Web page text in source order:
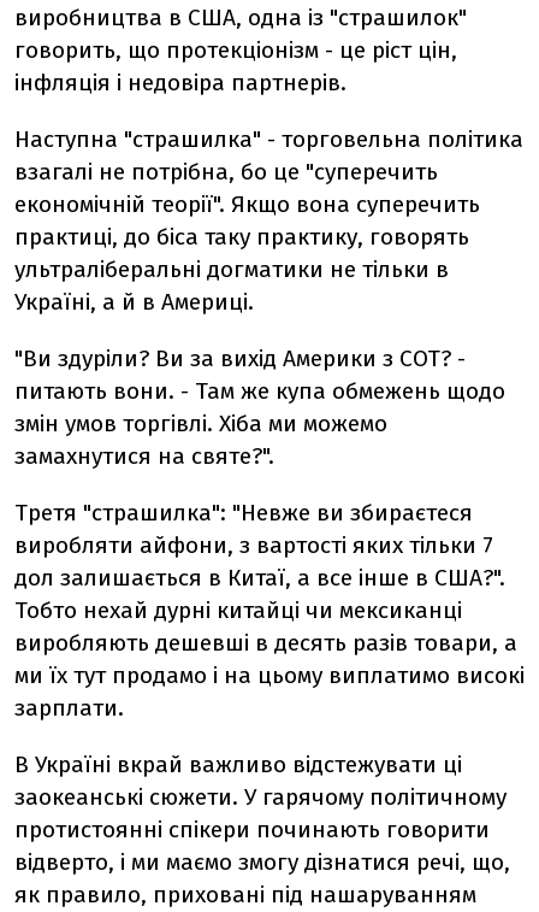
виробництва в США, одна із "страшилок"
говорить, що протекціонізм - це ріст цін,
інфляція і недовіра партнерів.
Наступна "страшилка" - торговельна політика
взагалі не потрібна, бо це "суперечить
економічній теорії". Якщо вона суперечить
практиці, до біса таку практику, говорять
ультраліберальні догматики не тільки в
Україні, а й в Америці.
"Ви здуріли? Ви за вихід Америки з СОТ? -
питають вони. - Там же купа обмежень щодо
змін умов торгівлі. Хіба ми можемо
замахнутися на святе?".
Третя "страшилка": "Невже ви збираєтеся
виробляти айфони, з вартості яких тільки 7
дол залишається в Китаї, а все інше в США?".
Тобто нехай дурні китайці чи мексиканці
виробляють дешевші в десять разів товари, а
ми їх тут продамо і на цьому виплатимо високі
зарплати.
В Україні вкрай важливо відстежувати ці
заокеанські сюжети. У гарячому політичному
протистоянні спікери починають говорити
відверто, і ми маємо змогу дізнатися речі, що,
як правило, приховані під нашаруванням